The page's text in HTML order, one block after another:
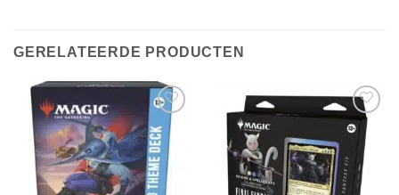
GERELATEERDE PRODUCTEN